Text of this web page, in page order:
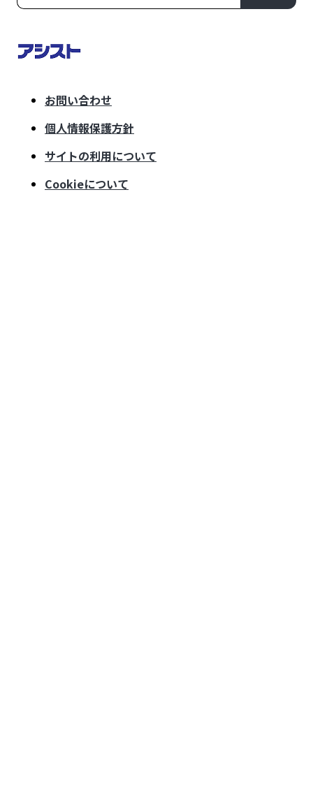
お問い合わせ
個人情報保護方針
サイトの利用について
Cookieについて